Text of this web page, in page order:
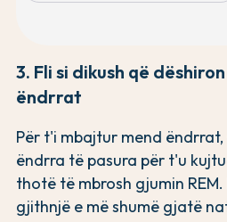
3. Fli si dikush që
ëndrrat
Për t'i mbajtur mend
ëndrra të pasura për t'u
thotë të mbrosh gjumin
gjithnjë e më shumë gjatë